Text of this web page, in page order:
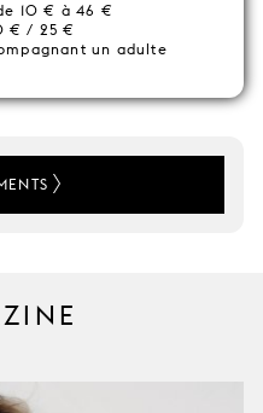
10 € à 46 €
€ / 25 €
un adulte